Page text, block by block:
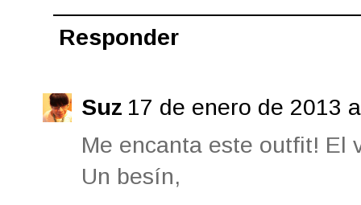
Responder
Suz 17 de enero de 2013
Me encanta este outfit! El
Un besín,